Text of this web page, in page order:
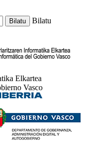
Bilatu
Elkartea
Vasco